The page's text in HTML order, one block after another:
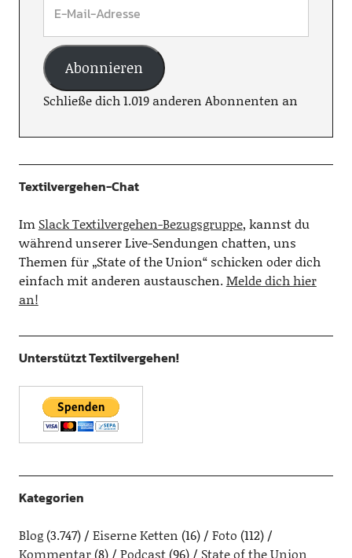
Abonnieren
Schließe dich 1.019 anderen Abonnenten an
Textilvergehen-Chat
Im Slack Textilvergehen-Bezugsgruppe, kannst du
während unserer Live-Sendungen chatten, uns
Themen für „State of the Union“ schicken oder dich
einfach mit anderen austauschen.Melde dich hier
an!
Unterstützt Textilvergehen!
Kategorien
Blog(3.747) Eiserne Ketten (16) Foto (112)
Kommentar(8) Podcast(96) State of the Union